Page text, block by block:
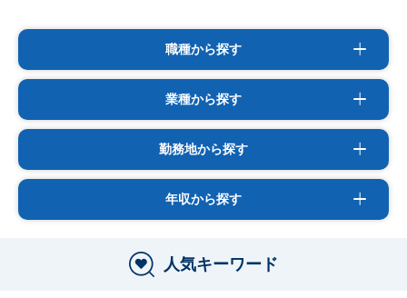
職種から探す
業種から探す
勤務地から探す
年収から探す
人気キーワード